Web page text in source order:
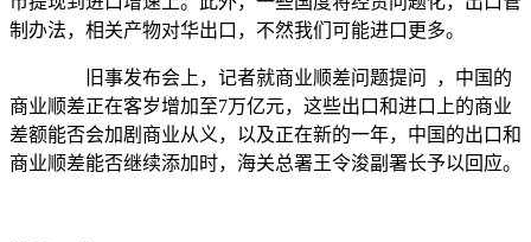
制办法，相关产物对华出口，不然我们可能进口更多。
旧事发布会上，记者就商业顺差问题提问 ，中国的
商业顺差正在客岁增加至7万亿元，这些出口和进口上的商业
差额能否会加剧商业从义，以及正在新的一年，中国的出口和
商业顺差能否继续添加时，海关总署王令浚副署长予以回应。